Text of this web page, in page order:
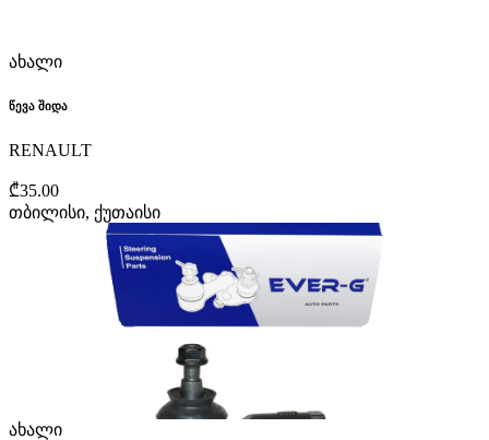
ახალი
წევა შიდა
RENAULT
₾35.00
თბილისი, ქუთაისი
ახალი